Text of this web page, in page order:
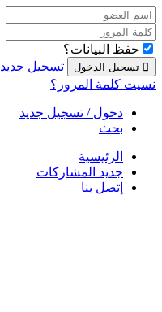
حفظ البيانات؟
تسجيل جديد
نسيت كلمة المرور؟
دخول / تسجيل جديد
بحث
الرئيسية
جديد المشاركات
إتصل بنا